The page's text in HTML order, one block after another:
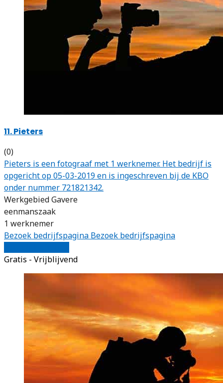
11. Pieters
(0)
Pieters is een fotograaf met 1 werknemer. Het bedrijf is
opgericht op 05-03-2019 en is ingeschreven bij de KBO
onder nummer 721821342.
Werkgebied Gavere
eenmanszaak
1 werknemer
Bezoek bedrijfspagina Bezoek bedrijfspagina
Gratis - Vrijblijvend